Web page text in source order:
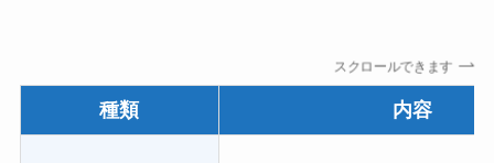
スクロールできます
種類 内容